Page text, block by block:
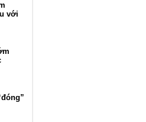
với